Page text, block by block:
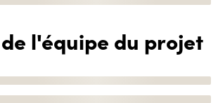
l'équipe du projet